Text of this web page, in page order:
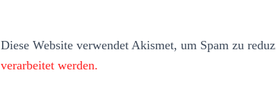
Diese Website verwendet Akismet, um Spam zu
verarbeitet werden.